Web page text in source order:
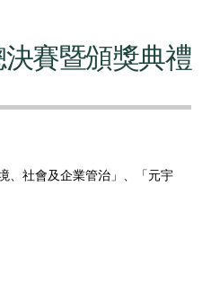
賽暨頒獎典禮
、社會及企業管治」、「元宇